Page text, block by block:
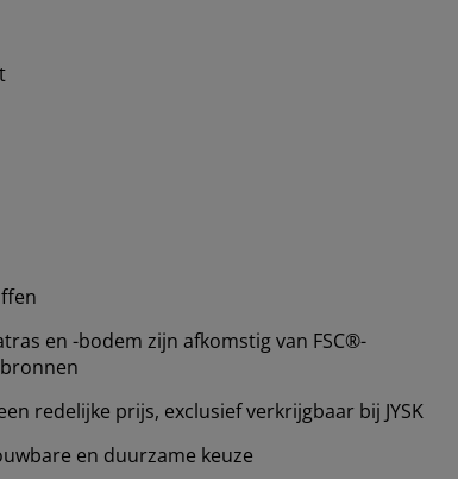
en -bodem zijn afkomstig van FSC®-
redelijke prijs, exclusief verkrijgbaar bij JYSK
en duurzame keuze